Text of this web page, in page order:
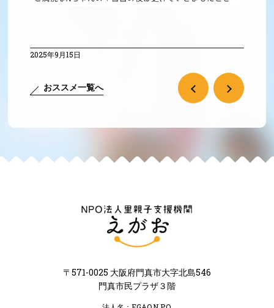
2025年9月15日
おススメ一覧へ
〒571-0025 大阪府門真市大字北島546
門真市民プラザ３階